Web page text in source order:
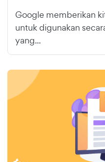
Google memberikan
untuk digunakan
yang...